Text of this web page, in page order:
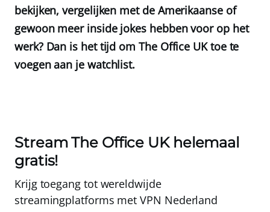
bekijken, vergelijken met de Amerikaanse of
gewoon meer inside jokes hebben voor op het
werk? Dan is het tijd om The Office UK toe te
voegen aan je watchlist.
Stream The Office UK helemaal
gratis!
Krijg toegang tot wereldwijde
streamingplatforms metVPN Nederland